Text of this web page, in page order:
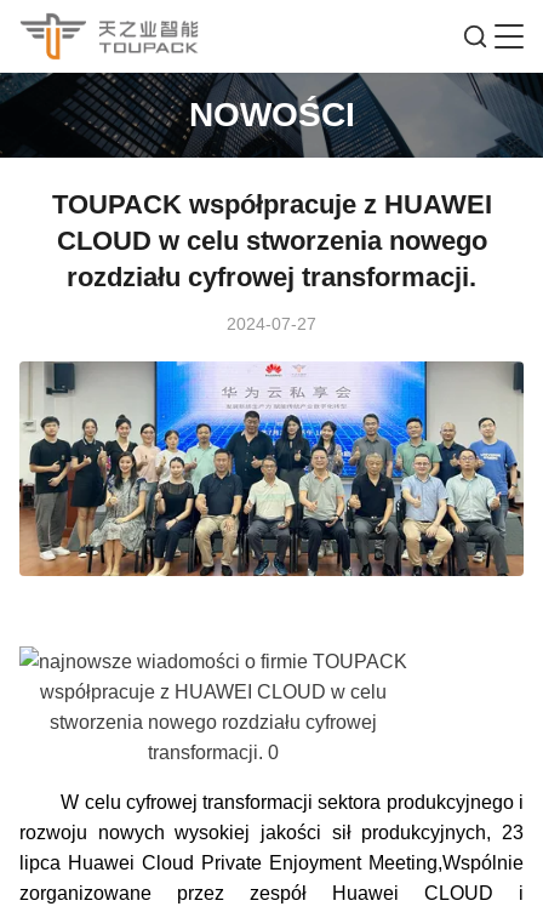
NOWOŚCI
TOUPACK współpracuje z HUAWEI
CLOUD w celu stworzenia nowego
rozdziału cyfrowej transformacji.
2024-07-27
W celu cyfrowej transformacji sektora produkcyjnego i
rozwoju nowych wysokiej jakości sił produkcyjnych, 23
lipca Huawei Cloud Private Enjoyment Meeting,Wspólnie
zorganizowane przez zespół Huawei CLOUD i